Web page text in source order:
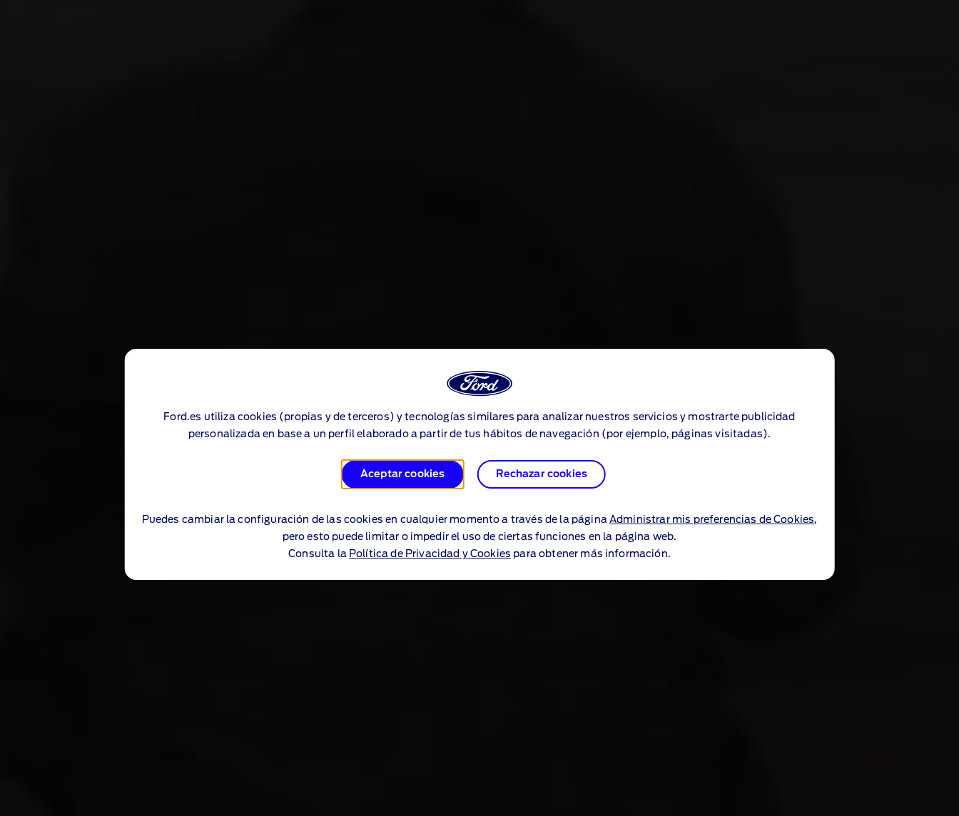
Ford.es utiliza cookies (propias y de terceros) y tecnologías similares para analizar nuestros servicios y mostrarte publicidad
personalizada en base a un perfil elaborado a partir de tus hábitos de navegación (por ejemplo, páginas visitadas).
Aceptar cookies Rechazar cookies
Puedes cambiar la configuración de las cookies en cualquier momento a través de la página Administrar mis preferencias de Cookies,
pero esto puede limitar o impedir el uso de ciertas funciones en la página web.
Consulta la Política de Privacidad y Cookies para obtener más información.